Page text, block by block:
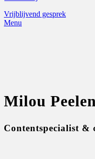
Vrijblijvend gesprek
Menu
Milou Peelen
Contentspecialist &